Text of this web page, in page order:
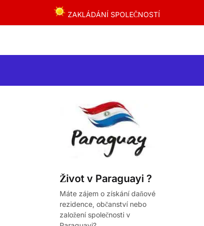
ZAKLÁDÁNÍ SPOLEČNOSTÍ
Život v Paraguayi ?
Máte zájem o získání daňové
rezidence, občanství nebo
založení společnosti v